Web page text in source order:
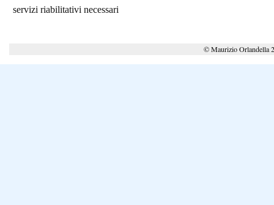
servizi riabilitativi necessari
© Maurizio Orlandella